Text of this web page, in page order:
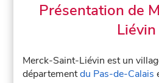
Présentation de
Liévin
Merck-Saint-Liévin est un
départementdu Pas-de-Calais